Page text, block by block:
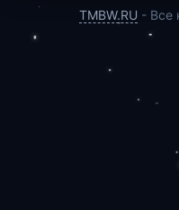
TMBW.RU - Все